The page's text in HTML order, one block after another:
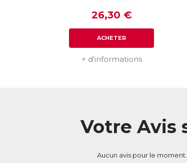
26,30 €
ACHETER
+ d'informations
Votre Avis
Aucun avis pour le